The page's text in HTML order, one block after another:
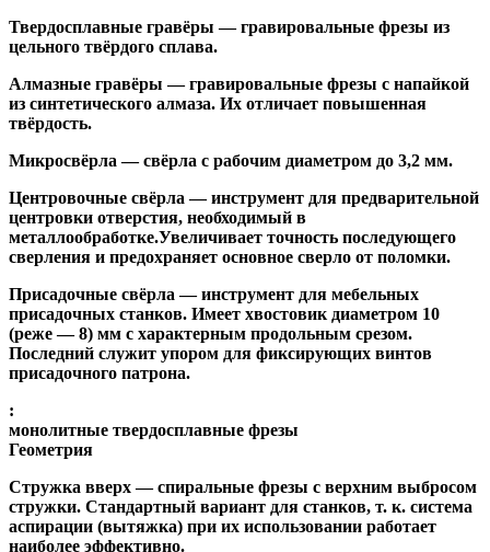
Твердосплавные гравёры — гравировальные фрезы из
цельного твёрдого сплава.
Алмазные гравёры — гравировальные фрезы с напайкой
из синтетического алмаза. Их отличает повышенная
твёрдость.
Микросвёрла — свёрла с рабочим диаметром до 3,2 мм.
Центровочные свёрла — инструмент для предварительной
центровки отверстия, необходимый в
металлообработке.Увеличивает точность последующего
сверления и предохраняет основное сверло от поломки.
Присадочные свёрла — инструмент для мебельных
присадочных станков. Имеет хвостовик диаметром 10
(реже — 8) мм с характерным продольным срезом.
Последний служит упором для фиксирующих винтов
присадочного патрона.
:
монолитные твердосплавные фрезы
Геометрия
Стружка вверх— спиральные фрезы с верхним выбросом
стружки. Стандартный вариант для станков, т. к. система
аспирации (вытяжка) при их использовании работает
наиболее эффективно.